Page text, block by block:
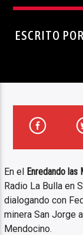
ESCRITO POR
En el Enredando las
Radio La Bulla en
dialogando con
minera San Jorge
Mendocino.